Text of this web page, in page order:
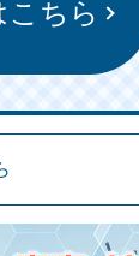
ちら